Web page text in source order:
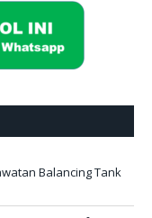
Balancing Tank